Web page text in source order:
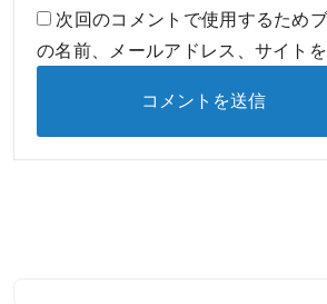
次回のコメントで使用するため
の名前、メールアドレス、サイトを